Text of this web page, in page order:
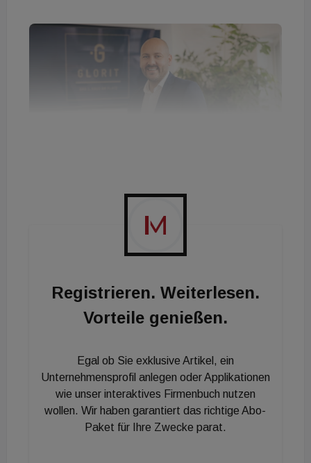
Registrieren. Weiterlesen.
Vorteile genießen.
Egal ob Sie exklusive Artikel, ein
Unternehmensprofil anlegen oder Applikationen
wie unser interaktives Firmenbuch nutzen
wollen. Wir haben garantiert das richtige Abo-
Paket für Ihre Zwecke parat.